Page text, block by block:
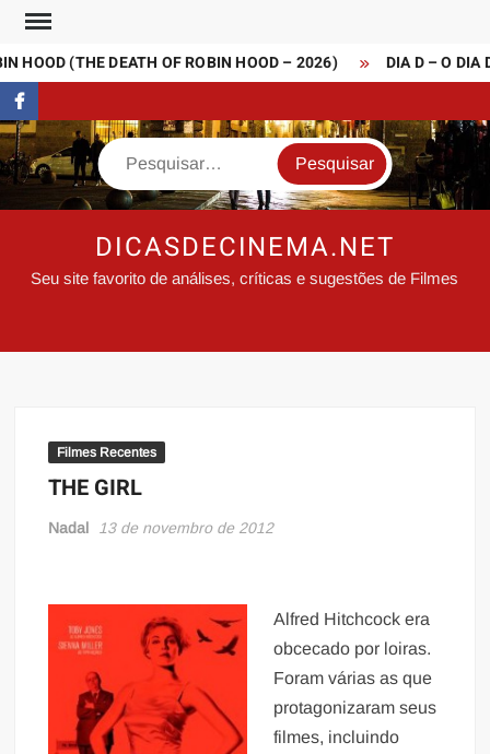
Skip
content
HOOD (THE DEATH OF ROBIN HOOD – 2026) DIA D – O DIA
FaceBook
Search
DICASDECINEMA.NET
Seu site favorito de análises, críticas e sugestões de Filmes
Filmes Recentes
THE GIRL
Nadal 13 de novembro de 2012
Alfred Hitchcock era
obcecado por loiras.
Foram várias as que
protagonizaram seus
filmes, incluindo